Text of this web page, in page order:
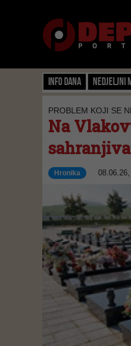
Info dana Nedjeljni
PROBLEM KOJI SE
Na
Hronika